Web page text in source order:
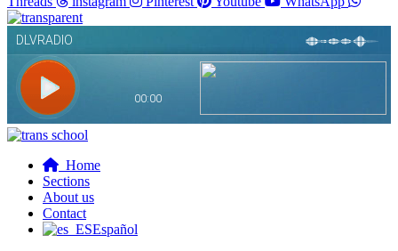
Home
Sections
About us
Contact
Español